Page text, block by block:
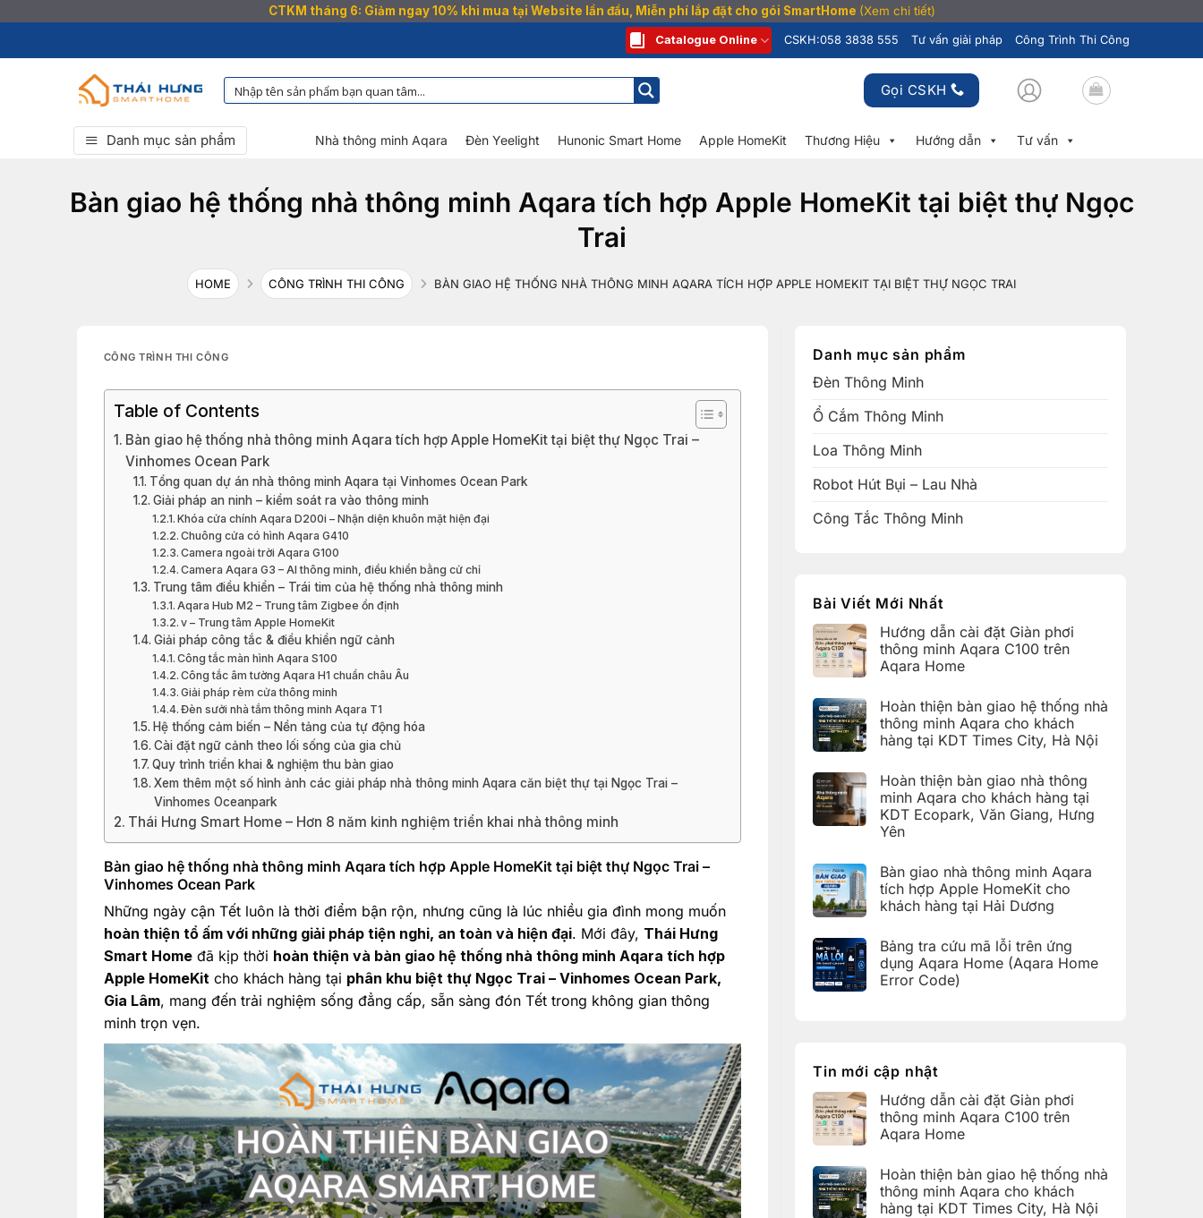
CTKM tháng 6: Giảm ngay 10% khi mua tại Website lần đầu, Miễn phí lắp đặt cho gói SmartHome (Xem chi tiết)
qua
Catalogue Online CSKH:058 3838 555 Tư vấn giải pháp Công Trình Thi Công
Gọi CSKH
Danh mục sản phẩm Nhà thông minh Aqara Đèn Yeelight Hunonic Smart Home Apple HomeKit Thương Hiệu Hướng dẫn Tư vấn
Bàn giao hệ thống nhà thông minh Aqara tích hợp Apple HomeKit tại biệt thự Ngọc
Trai
HOME CÔNG TRÌNH THI CÔNG BÀN GIAO HỆ THỐNG NHÀ THÔNG MINH AQARA TÍCH HỢP APPLE HOMEKIT TẠI BIỆT THỰ NGỌC TRAI
CÔNG TRÌNH THI CÔNG
Table of Contents
Bàn giao hệ thống nhà thông minh Aqara tích hợp Apple HomeKit tại biệt thự Ngọc Trai –
Vinhomes Ocean Park
Tổng quan dự án nhà thông minh Aqara tại Vinhomes Ocean Park
Giải pháp an ninh – kiểm soát ra vào thông minh
Khóa cửa chính Aqara D200i – Nhận diện khuôn mặt hiện đại
Chuông cửa có hình Aqara G410
Camera ngoài trời Aqara G100
Camera Aqara G3 – AI thông minh, điều khiển bằng cử chỉ
Trung tâm điều khiển – Trái tim của hệ thống nhà thông minh
Aqara Hub M2 – Trung tâm Zigbee ổn định
v – Trung tâm Apple HomeKit
Giải pháp công tắc & điều khiển ngữ cảnh
Công tắc màn hình Aqara S100
Công tắc âm tường Aqara H1 chuẩn châu Âu
Giải pháp rèm cửa thông minh
Đèn sưởi nhà tắm thông minh Aqara T1
Hệ thống cảm biến – Nền tảng của tự động hóa
Cài đặt ngữ cảnh theo lối sống của gia chủ
Quy trình triển khai & nghiệm thu bàn giao
Xem thêm một số hình ảnh các giải pháp nhà thông minh Aqara căn biệt thự tại Ngọc Trai –
Vinhomes Oceanpark
Thái Hưng Smart Home – Hơn 8 năm kinh nghiệm triển khai nhà thông minh
Bàn giao hệ thống nhà thông minh Aqara tích hợp Apple HomeKit tại biệt thự Ngọc Trai –
Vinhomes Ocean Park
Những ngày cận Tết luôn là thời điểm bận rộn, nhưng cũng là lúc nhiều gia đình mong muốn
hoàn thiện tổ ấm với những giải pháp tiện nghi, an toàn và hiện đại. Mới đây, Thái Hưng
Smart Homeđã kịp thời hoàn thiện và bàn giao hệ thống nhà thông minh Aqara tích hợp
Apple HomeKit cho khách hàng tại phân khu biệt thự Ngọc Trai – Vinhomes Ocean Park,
Gia Lâm, mang đến trải nghiệm sống đẳng cấp, sẵn sàng đón Tết trong không gian thông
minh trọn vẹn.
Danh mục sản phẩm
Đèn Thông Minh
Ổ Cắm Thông Minh
Loa Thông Minh
Robot Hút Bụi – Lau Nhà
Công Tắc Thông Minh
Bài Viết Mới Nhất
Hướng dẫn cài đặt Giàn phơi
thông minh Aqara C100 trên
Aqara Home
bình
luận
ở
Hướng
đặt
Giàn
phơi
thông
minh
Aqara
Aqara
Home
Hoàn thiện bàn giao hệ thống nhà
thông minh Aqara cho khách
hàng tại KDT Times City, Hà Nội
bình
luận
ở
Hoàn
thiện
bàn
thống
nhà
thông
minh
khách
hàng
tại
KDT
Hoàn thiện bàn giao nhà thông
minh Aqara cho khách hàng tại
KDT Ecopark, Văn Giang, Hưng
Yên
bình
luận
ở
Hoàn
giao
nhà
thông
minh
Aqara
Văn
Giang,
Hưng
Yên
Bàn giao nhà thông minh Aqara
tích hợp Apple HomeKit cho
khách hàng tại Hải Dương
bình
luận
ở
Bàn
hợp
Apple
cho
khách
hàng
tại
Bảng tra cứu mã lỗi trên ứng
dụng Aqara Home (Aqara Home
Error Code)
tra
cứu
lỗi
trên
ứng
dụng
(Aqara
Home
Error
Code)
Tin mới cập nhật
Hướng dẫn cài đặt Giàn phơi
thông minh Aqara C100 trên
Aqara Home
bình
luận
ở
Hướng
Hoàn thiện bàn giao hệ thống nhà
thông minh Aqara cho khách
hàng tại KDT Times City, Hà Nội